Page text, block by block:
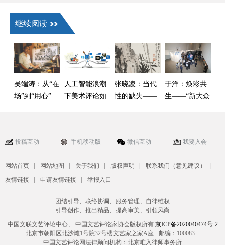
继续阅读
吴端涛：从“在
场”到“用心”
人工智能浪潮
下美术评论如
张晓凌：当代
性的缺失——
于洋：焕彩共
生——“新大众
投稿互动 手机移动版 微信互动 我要入会
网站首页 | 网站地图 | 关于我们 | 版权声明 | 联系我们（意见建议） |
友情链接 | 申请友情链接 | 举报入口
团结引导、联络协调、服务管理、自律维权
引导创作、推出精品、提高审美、引领风尚
中国文联文艺评论中心、 中国文艺评论家协会版权所有 京ICP备2020040474号-2
北京市朝阳区北沙滩1号院32号楼文艺家之家A座
邮编：100083
中国文艺评论网法律顾问机构：北京唯入律师事务所